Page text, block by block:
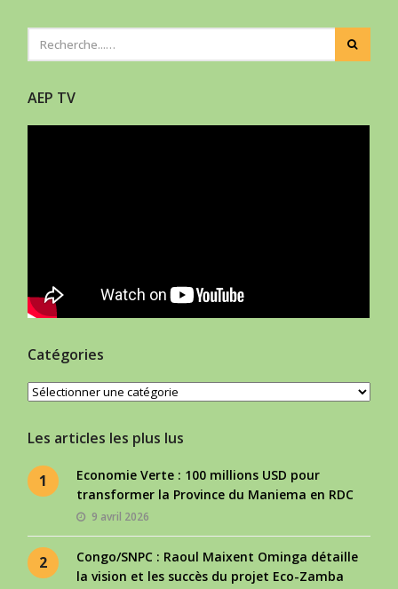
AEP TV
Catégories
Catégories
Les articles les plus lus
1
Economie Verte : 100 millions USD pour
transformer la Province du Maniema en RDC
9 avril 2026
2
Congo/SNPC : Raoul Maixent Ominga détaille
la vision et les succès du projet Eco-Zamba